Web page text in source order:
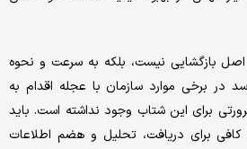
بازگشایی نیست، بلکه به سرعت و نحوه
در برخی موارد سازمان با عجله اقدام به
برای این شتاب وجود نداشته است. باید
کافی برای دریافت، تحلیل و هضم اطلاعات